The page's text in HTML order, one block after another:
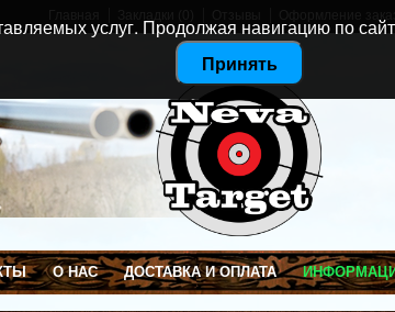
О НАС ДОСТАВКА И ОПЛАТА
услуг. Продолжая навигацию по
Принять